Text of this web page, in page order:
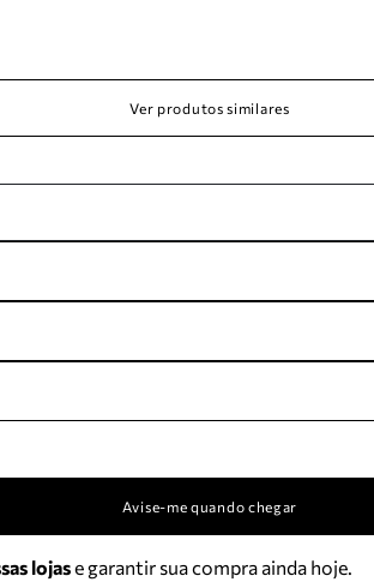
Ver produtos similares
Avise-me quando chegar
lojase garantir sua compra ainda hoje.